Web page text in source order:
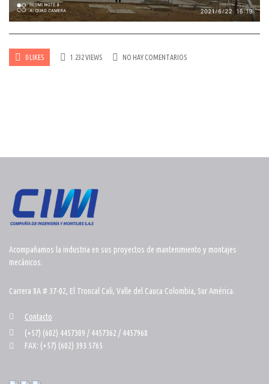
0 LIKES 1.232 VIEWS NO HAY COMENTARIOS
Acompañamos la industria en sus proyectos de mantenimiento y montajes
mecánicos.
Carrera 8A # 37-02, El Troncal Cali, Valle del Cauca Colombia, Sur América.
Contacto
(+57) (602) 4457309 / 4457362 / 4457968
FAX: (+57) (602) 393 5765